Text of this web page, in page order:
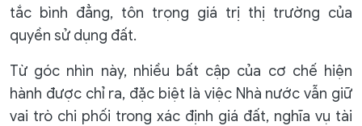
tắc bình đẳng, tôn trọng giá trị thị trường của
quyền sử dụng đất.
Từ góc nhìn này, nhiều bất cập của cơ chế hiện
hành được chỉ ra, đặc biệt là việc Nhà nước vẫn giữ
vai trò chi phối trong xác định giá đất, nghĩa vụ tài